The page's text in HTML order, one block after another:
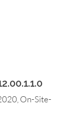
On-Site-